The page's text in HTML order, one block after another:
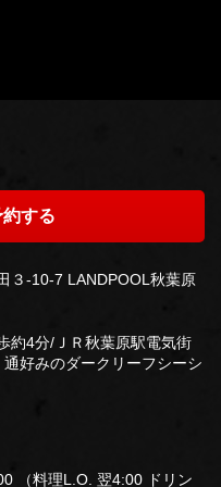
する
３-10-7 LANDPOOL秋葉原
約4分/ＪＲ秋葉原駅電気街
好みのダークリーフシーシ
（料理L.O. 翌4:00 ドリン